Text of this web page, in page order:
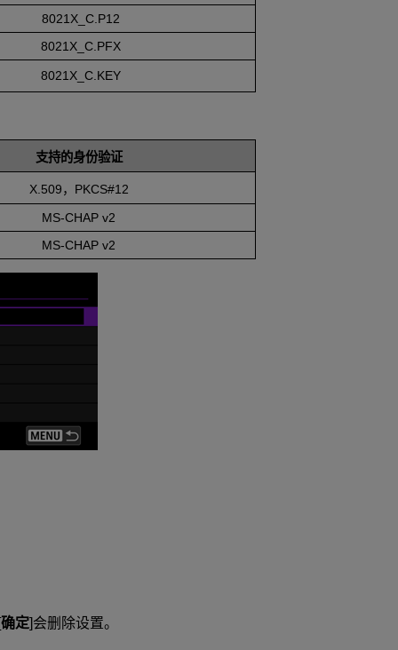
8021X_C.P12
8021X_C.PFX
8021X_C.KEY
支持的身份验证
X.509，PKCS#12
MS-CHAP v2
MS-CHAP v2
确定]会删除设置。